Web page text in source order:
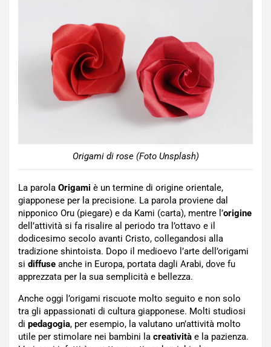
Origami di rose (Foto Unsplash)
La parola Origami è un termine di origine orientale,
giapponese per la precisione. La parola proviene dal
nipponico Oru (piegare) e da Kami (carta), mentre l’origine
dell’attività si fa risalire al periodo tra l’ottavo e il
dodicesimo secolo avanti Cristo, collegandosi alla
tradizione shintoista. Dopo il medioevo l’arte dell’origami
si diffuse anche in Europa, portata dagli Arabi, dove fu
apprezzata per la sua semplicità e bellezza.
Anche oggi l’origami riscuote molto seguito e non solo
tra gli appassionati di cultura giapponese. Molti studiosi
di pedagogia, per esempio, la valutano un’attività molto
utile per stimolare nei bambini la creatività e la pazienza.